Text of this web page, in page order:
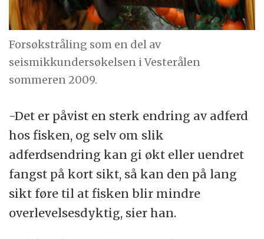
Forsøkstråling som en del av
seismikkundersøkelsen i Vesterålen
sommeren 2009.
-Det er påvist en sterk endring av adferd
hos fisken, og selv om slik
adferdsendring kan gi økt eller uendret
fangst på kort sikt, så kan den på lang
sikt føre til at fisken blir mindre
overlevelsesdyktig, sier han.